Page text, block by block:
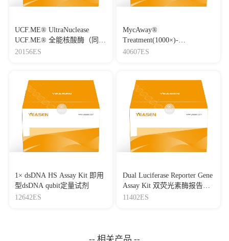
UCF.ME® UltraNuclease
UCF.ME® 全能核酸酶（同
Benzonase）
20156ES
MycAway®
Treatment(1000×)-
Mycoplasma Elimination
40607ES
1× dsDNA HS Assay Kit 即用
型dsDNA qubit定量试剂
12642ES
Dual Luciferase Reporter Gene
Assay Kit 双荧光素酶报告基
因检测试剂盒
11402ES